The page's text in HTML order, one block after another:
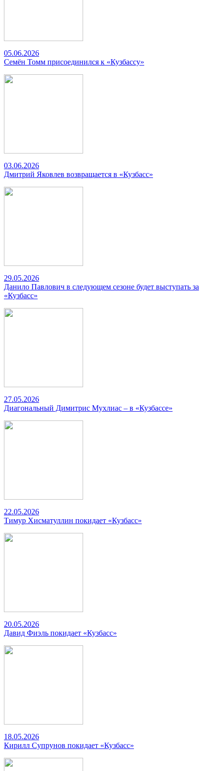
05.06.2026
Семён Томм присоединился к «Кузбассу»
03.06.2026
Дмитрий Яковлев возвращается в «Кузбасс»
29.05.2026
Данило Павлович в следующем сезоне будет выступать за
«Кузбасс»
27.05.2026
Диагональный Димитрис Мухлиас – в «Кузбассе»
22.05.2026
Тимур Хисматуллин покидает «Кузбасс»
20.05.2026
Давид Фиэль покидает «Кузбасс»
18.05.2026
Кирилл Супрунов покидает «Кузбасс»